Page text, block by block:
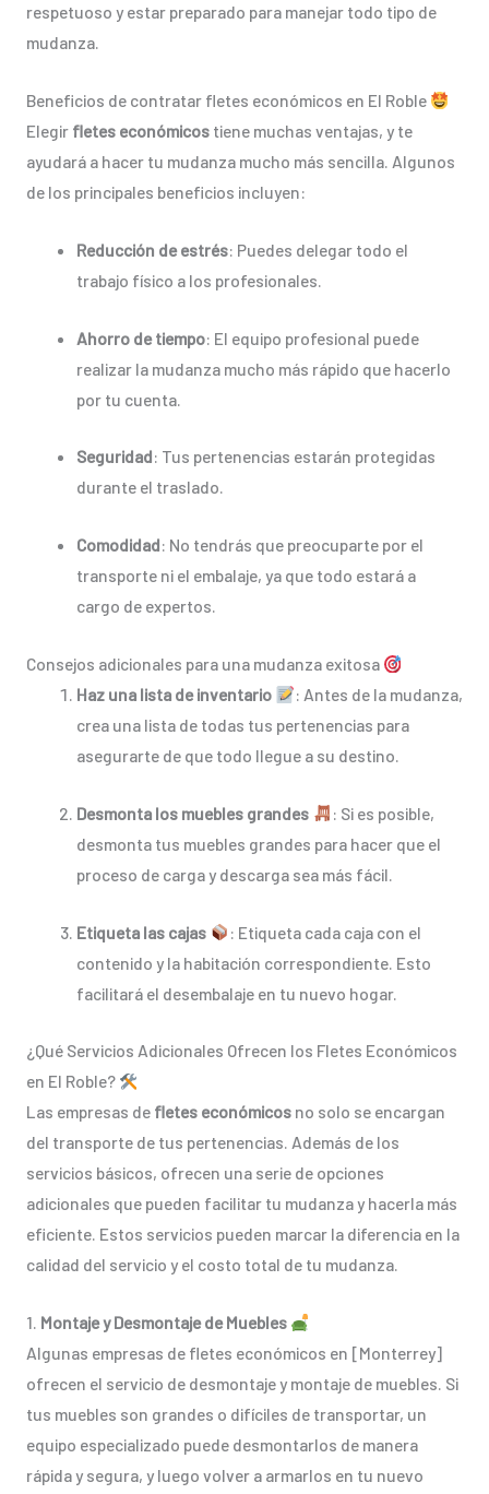
respetuoso y estar preparado para manejar todo tipo de
mudanza.
Beneficios de contratar fletes económicos en El Roble
Elegir fletes económicos tiene muchas ventajas, y te
ayudará a hacer tu mudanza mucho más sencilla. Algunos
de los principales beneficios incluyen:
Reducción de estrés: Puedes delegar todo el
trabajo físico a los profesionales.
Ahorro de tiempo: El equipo profesional puede
realizar la mudanza mucho más rápido que hacerlo
por tu cuenta.
Seguridad: Tus pertenencias estarán protegidas
durante el traslado.
Comodidad: No tendrás que preocuparte por el
transporte ni el embalaje, ya que todo estará a
cargo de expertos.
Consejos adicionales para una mudanza exitosa
Haz una lista de inventario
: Antes de la mudanza,
crea una lista de todas tus pertenencias para
asegurarte de que todo llegue a su destino.
Desmonta los muebles grandes
: Si es posible,
desmonta tus muebles grandes para hacer que el
proceso de carga y descarga sea más fácil.
Etiqueta las cajas
: Etiqueta cada caja con el
contenido y la habitación correspondiente. Esto
facilitará el desembalaje en tu nuevo hogar.
¿Qué Servicios Adicionales Ofrecen los Fletes Económicos
en El Roble?
Las empresas de fletes económicos no solo se encargan
del transporte de tus pertenencias. Además de los
servicios básicos, ofrecen una serie de opciones
adicionales que pueden facilitar tu mudanza y hacerla más
eficiente. Estos servicios pueden marcar la diferencia en la
calidad del servicio y el costo total de tu mudanza.
1. Montaje y Desmontaje de Muebles
Algunas empresas de fletes económicos en [Monterrey]
ofrecen el servicio de desmontaje y montaje de muebles. Si
tus muebles son grandes o difíciles de transportar, un
equipo especializado puede desmontarlos de manera
rápida y segura, y luego volver a armarlos en tu nuevo